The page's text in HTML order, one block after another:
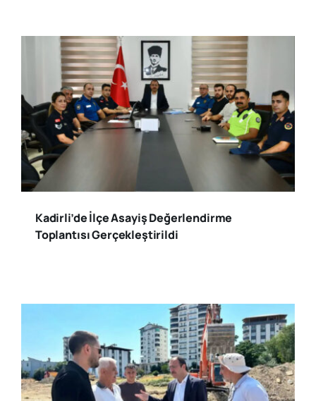
Kadirli’de İlçe Asayiş Değerlendirme
Toplantısı Gerçekleştirildi